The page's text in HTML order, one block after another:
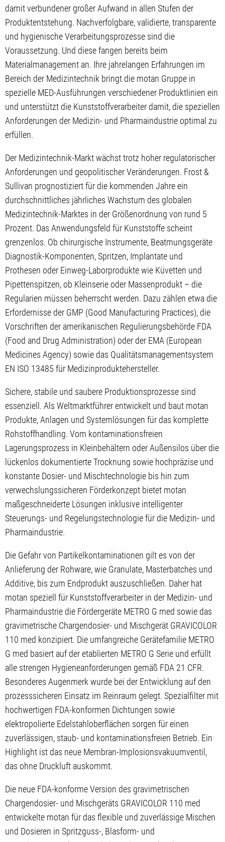
damit verbundener großer Aufwand in allen Stufen der
Produktentstehung. Nachverfolgbare, validierte, transparente
und hygienische Verarbeitungsprozesse sind die
Voraussetzung. Und diese fangen bereits beim
Materialmanagement an. Ihre jahrelangen Erfahrungen im
Bereich der Medizintechnik bringt die motan Gruppe in
spezielle MED-Ausführungen verschiedener Produktlinien ein
und unterstützt die Kunststoffverarbeiter damit, die speziellen
Anforderungen der Medizin- und Pharmaindustrie optimal zu
erfüllen.
Der Medizintechnik-Markt wächst trotz hoher regulatorischer
Anforderungen und geopolitischer Veränderungen. Frost &
Sullivan prognostiziert für die kommenden Jahre ein
durchschnittliches jährliches Wachstum des globalen
Medizintechnik-Marktes in der Größenordnung von rund 5
Prozent. Das Anwendungsfeld für Kunststoffe scheint
grenzenlos. Ob chirurgische Instrumente, Beatmungsgeräte
Diagnostik-Komponenten, Spritzen, Implantate und
Prothesen oder Einweg-Laborprodukte wie Küvetten und
Pipettenspitzen, ob Kleinserie oder Massenprodukt – die
Regularien müssen beherrscht werden. Dazu zählen etwa die
Erfordernisse der GMP (Good Manufacturing Practices), die
Vorschriften der amerikanischen Regulierungsbehörde FDA
(Food and Drug Administration) oder der EMA (European
Medicines Agency) sowie das Qualitätsmanagementsystem
EN ISO 13485 für Medizinproduktehersteller.
Sichere, stabile und saubere Produktionsprozesse sind
essenziell. Als Weltmarktführer entwickelt und baut motan
Produkte, Anlagen und Systemlösungen für das komplette
Rohstoffhandling. Vom kontaminationsfreien
Lagerungsprozess in Kleinbehältern oder Außensilos über die
lückenlos dokumentierte Trocknung sowie hochpräzise und
konstante Dosier- und Mischtechnologie bis hin zum
verwechslungssicheren Förderkonzept bietet motan
maßgeschneiderte Lösungen inklusive intelligenter
Steuerungs- und Regelungstechnologie für die Medizin- und
Pharmaindustrie.
Die Gefahr von Partikelkontaminationen gilt es von der
Anlieferung der Rohware, wie Granulate, Masterbatches und
Additive, bis zum Endprodukt auszuschließen. Daher hat
motan speziell für Kunststoffverarbeiter in der Medizin- und
Pharmaindustrie die Fördergeräte METRO G med sowie das
gravimetrische Chargendosier- und Mischgerät GRAVICOLOR
110 med konzipiert. Die umfangreiche Gerätefamilie METRO
G med basiert auf der etablierten METRO G Serie und erfüllt
alle strengen Hygieneanforderungen gemäß FDA 21 CFR.
Besonderes Augenmerk wurde bei der Entwicklung auf den
prozesssicheren Einsatz im Reinraum gelegt. Spezialfilter mit
hochwertigen FDA-konformen Dichtungen sowie
elektropolierte Edelstahloberflächen sorgen für einen
zuverlässigen, staub- und kontaminationsfreien Betrieb. Ein
Highlight ist das neue Membran-Implosionsvakuumventil,
das ohne Druckluft auskommt.
Die neue FDA-konforme Version des gravimetrischen
Chargendosier- und Mischgeräts GRAVICOLOR 110 med
entwickelte motan für das flexible und zuverlässige Mischen
und Dosieren in Spritzguss-, Blasform- und